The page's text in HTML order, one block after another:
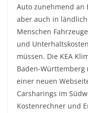
Auto zunehmend an
aber auch in
Menschen
und
müssen. Die KEA
Baden-Württemberg
einer neuen
Carsharings im
Kostenrechner und